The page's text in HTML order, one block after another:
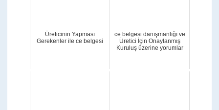
Üreticinin Yapması
Gerekenler ile ce belgesi
ce belgesi danışmanlığı ve
Üretici İçin Onaylanmış
Kuruluş üzerine yorumlar